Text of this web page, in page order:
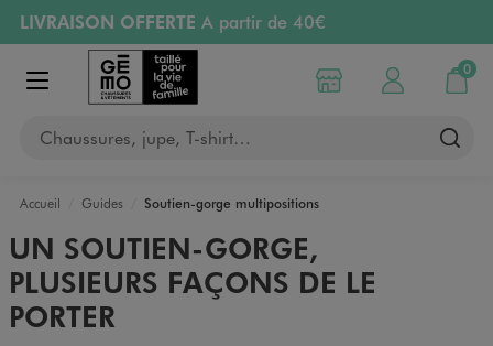
Aller au contenu principal
Aller à la navigation
LIVRAISON OFFERTE A partir de 40€
RETRAIT ET LIVRAISON OFFERTE
en magasin
PAYEZ EN 3x SANS FRAIS
Retours OFFERTS
pendant 30 jours
Afficher le menu
Chaussures, jupe, T-shirt…
Choisir mon magasin
Mon compte
0
Mon
Accueil Guides Soutien-gorge multipositions
UN SOUTIEN-GORGE,
PLUSIEURS FAÇONS DE LE
PORTER